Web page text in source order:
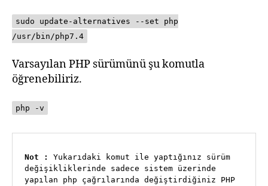
sudo update-alternatives --set php
/usr/bin/php7.4
Varsayılan PHP sürümünü şu komutla
öğrenebiliriz.
php -v
Not :
Yukarıdaki komut ile yaptığınız sürüm
değişikliklerinde sadece sistem üzerinde
yapılan php çağrılarında değiştirdiğiniz PHP